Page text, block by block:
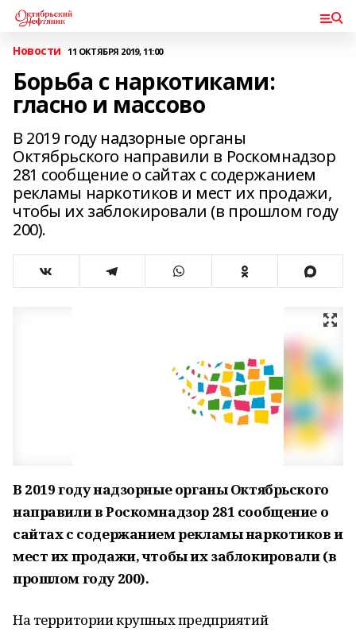
Новости 11 ОКТЯБРЯ 2019, 11:00
Борьба с наркотиками:
гласно и массово
В 2019 году надзорные органы
Октябрьского направили в Роскомнадзор
281 сообщение о сайтах с содержанием
рекламы наркотиков и мест их продажи,
чтобы их заблокировали (в прошлом году
200).
В 2019 году надзорные органы Октябрьского
направили в Роскомнадзор 281 сообщение о
сайтах с содержанием рекламы наркотиков и
мест их продажи, чтобы их заблокировали (в
прошлом году 200).
На территории крупных предприятий